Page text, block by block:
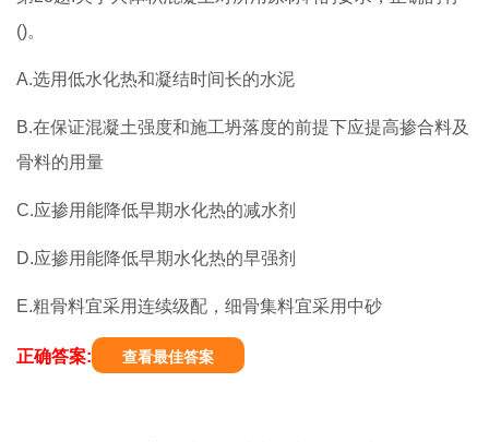
()。
A.选用低水化热和凝结时间长的水泥
B.在保证混凝土强度和施工坍落度的前提下应提高掺合料及
骨料的用量
C.应掺用能降低早期水化热的减水剂
D.应掺用能降低早期水化热的早强剂
E.粗骨料宜采用连续级配，细骨集料宜采用中砂
正确答案: 查看最佳答案